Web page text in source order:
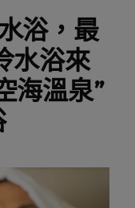
浴，最
水浴來
海溫泉”